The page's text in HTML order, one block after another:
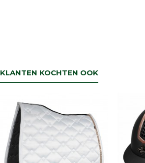
KLANTEN KOCHTEN OOK